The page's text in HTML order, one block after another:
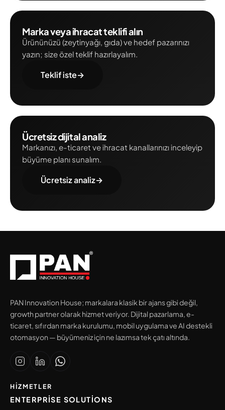
Marka veya ihracat teklifi alın
Ürününüzü (zeytinyağı, gıda) ve hedef pazarınızı
yazın; size özel teklif hazırlayalım.
Teklif iste→
Ücretsiz dijital analiz
Markanızı, e-ticaret ve ihracat kanallarınızı inceleyip
büyüme planı sunalım.
Ücretsiz analiz→
PAN Innovation House; markalara klasik bir ajans gibi değil,
growth partner olarak hizmet veriyor. Dijital pazarlama, e-
ticaret, sıfırdan marka kurulumu, mobil uygulama ve AI destekli
otomasyon — büyümeniz için ne lazımsa tek çatı altında.
HIZMETLER
ENTERPRISE SOLUTIONS